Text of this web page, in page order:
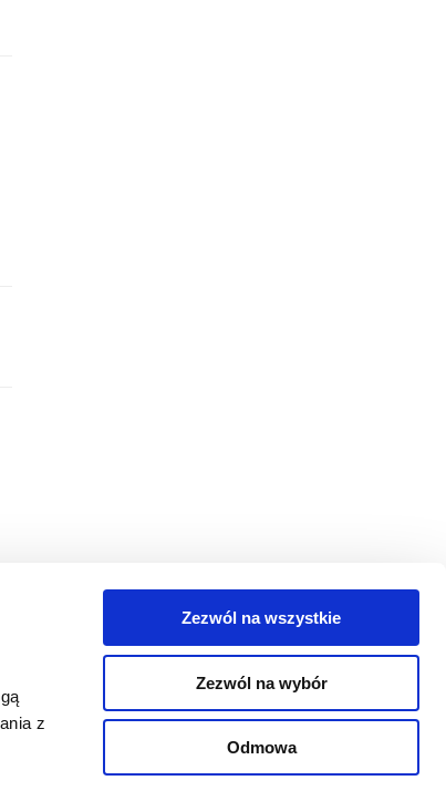
z
Zezwól na wszystkie
Zezwól na wybór
Odmowa